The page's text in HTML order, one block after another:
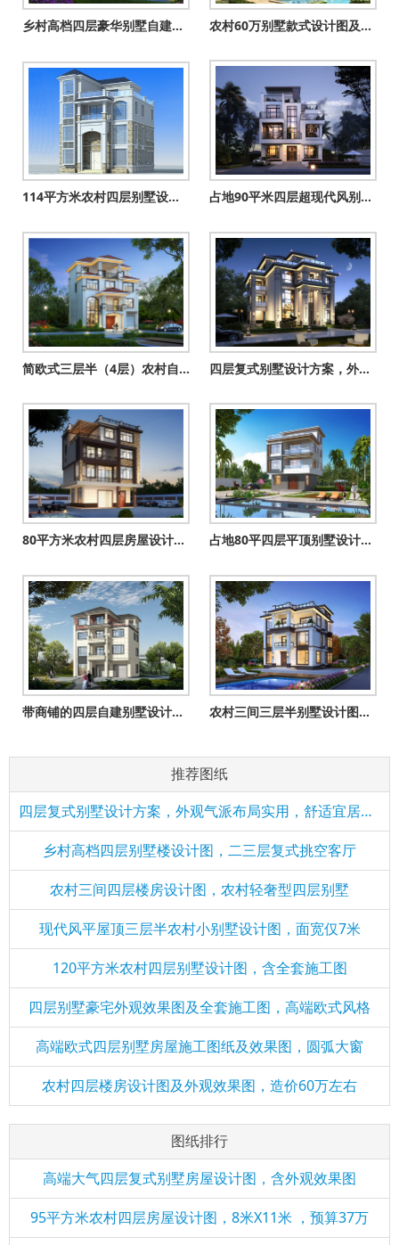
乡村高档四层豪华别墅自建房设计图，一层不带餐厅厨房户型 农村60万别墅款式设计图及外观效果图，客厅中空
114平方米农村四层别墅设计图纸及效果图，11X11米 占地90平米四层超现代风别墅设计图，享受高品质生活
简欧式三层半（4层）农村自建房别墅设计图效果图，带车库户型 四层复式别墅设计方案，外观气派布局实用，舒适宜居美极了！
80平方米农村四层房屋设计图纸及效果图 占地80平四层平顶别墅设计图，现代风房子效果图
带商铺的四层自建别墅设计图纸（一层商铺二三四住宅） 农村三间三层半别墅设计图，舒适宽敞时尚经济，居住生活方便舒
推荐图纸
四层复式别墅设计方案，外观气派布局实用，舒适宜居美极了！
乡村高档四层别墅楼设计图，二三层复式挑空客厅
农村三间四层楼房设计图，农村轻奢型四层别墅
现代风平屋顶三层半农村小别墅设计图，面宽仅7米
120平方米农村四层别墅设计图，含全套施工图
四层别墅豪宅外观效果图及全套施工图，高端欧式风格
高端欧式四层别墅房屋施工图纸及效果图，圆弧大窗
农村四层楼房设计图及外观效果图，造价60万左右
图纸排行
高端大气四层复式别墅房屋设计图，含外观效果图
95平方米农村四层房屋设计图，8米X11米 ，预算37万